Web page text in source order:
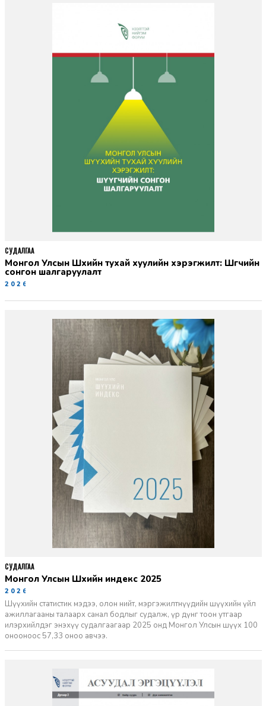
Монгол Улсын Шүүхийн тухай хуулийн хэрэгжилт: Шүүгчийн
сонгон шалгаруулалт
2026-06-19
СУДАЛГАА
Монгол Улсын Шүүхийн индекс 2025
2026-06-11
Шүүхийн статистик мэдээ, олон нийт, мэргэжилтнүүдийн шүүхийн үйл
ажиллагааны талаарх санал бодлыг судалж, үр дүнг тоон утгаар
илэрхийлдэг энэхүү судалгаагаар 2025 онд Монгол Улсын шүүх 100
онооноос 57,33 оноо авчээ.
СУДАЛГАА